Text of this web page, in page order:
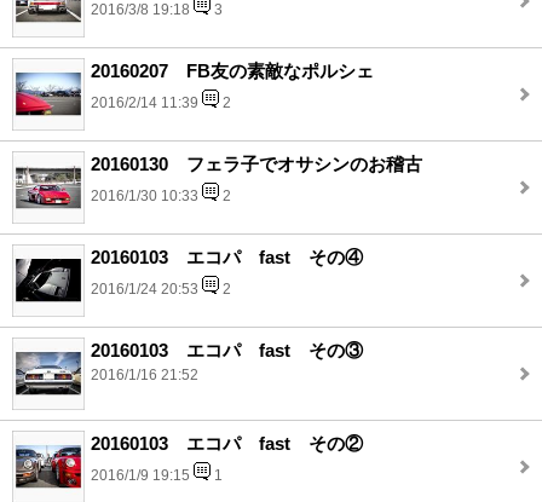
2016/3/8 19:18 3
20160207 FB友の素敵なポルシェ
2016/2/14 11:39 2
20160130 フェラ子でオサシンのお稽古
2016/1/30 10:33 2
20160103 エコパ fast その④
2016/1/24 20:53 2
20160103 エコパ fast その③
2016/1/16 21:52
20160103 エコパ fast その②
2016/1/9 19:15 1